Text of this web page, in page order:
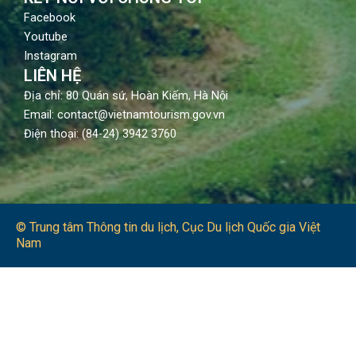
Facebook
Youtube
Instagram
LIÊN HỆ
Địa chỉ: 80 Quán sứ, Hoàn Kiếm, Hà Nội
Email: contact@vietnamtourism.gov.vn
Điện thoại: (84-24) 3942 3760
© Trung tâm Thông tin du lịch​, Cục Du lịch Quốc gia Việt
Nam